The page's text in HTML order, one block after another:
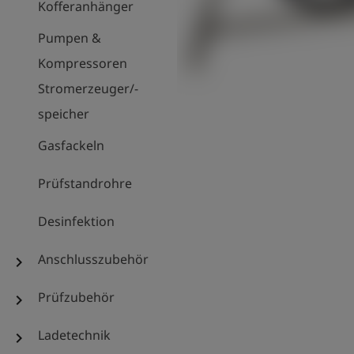
Kofferanhänger
Pumpen &
Kompressoren
Stromerzeuger/-
speicher
Gasfackeln
Prüfstandrohre
Desinfektion
chevron_right Anschlusszubehör
chevron_right Prüfzubehör
chevron_right Ladetechnik